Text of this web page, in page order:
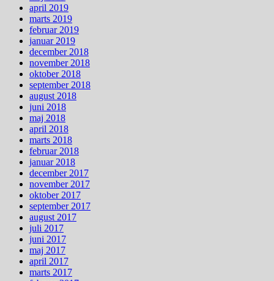
april 2019
marts 2019
februar 2019
januar 2019
december 2018
november 2018
oktober 2018
september 2018
august 2018
juni 2018
maj 2018
april 2018
marts 2018
februar 2018
januar 2018
december 2017
november 2017
oktober 2017
september 2017
august 2017
juli 2017
juni 2017
maj 2017
april 2017
marts 2017